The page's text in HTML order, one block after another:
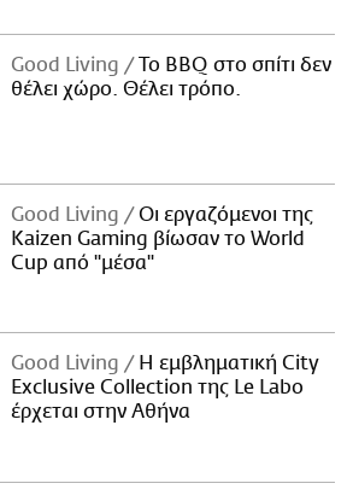
Good Living
Το BBQ στο σπίτι δεν
θέλει χώρο. Θέλει τρόπο.
Good Living
Οι εργαζόμενοι της
Kaizen Gaming βίωσαν το World
Cup από "μέσα"
Good Living
Η εμβληματική City
Exclusive Collection της Le Labo
έρχεται στην Αθήνα